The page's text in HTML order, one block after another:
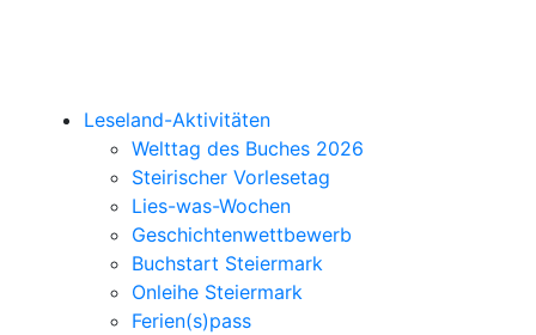
Leseland-Aktivitäten
Welttag des Buches 2026
Steirischer Vorlesetag
Lies-was-Wochen
Geschichtenwettbewerb
Buchstart Steiermark
Onleihe Steiermark
Ferien(s)pass